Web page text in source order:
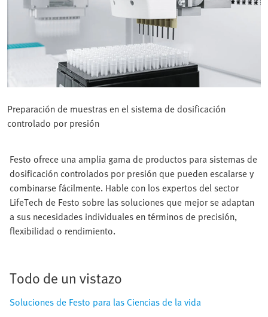
Preparación de muestras en el sistema de dosificación
controlado por presión
Festo ofrece una amplia gama de productos para sistemas de
dosificación controlados por presión que pueden escalarse y
combinarse fácilmente. Hable con los expertos del sector
LifeTech de Festo sobre las soluciones que mejor se adaptan
a sus necesidades individuales en términos de precisión,
flexibilidad o rendimiento.
Todo de un vistazo
Soluciones de Festo para las Ciencias de la vida